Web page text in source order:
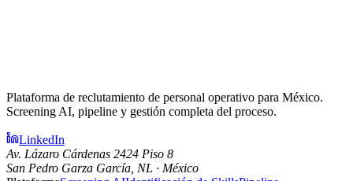
Plataforma de reclutamiento de personal operativo para México.
Screening AI, pipeline y gestión completa del proceso.
LinkedIn
Av. Lázaro Cárdenas 2424 Piso 8
San Pedro Garza García, NL · México